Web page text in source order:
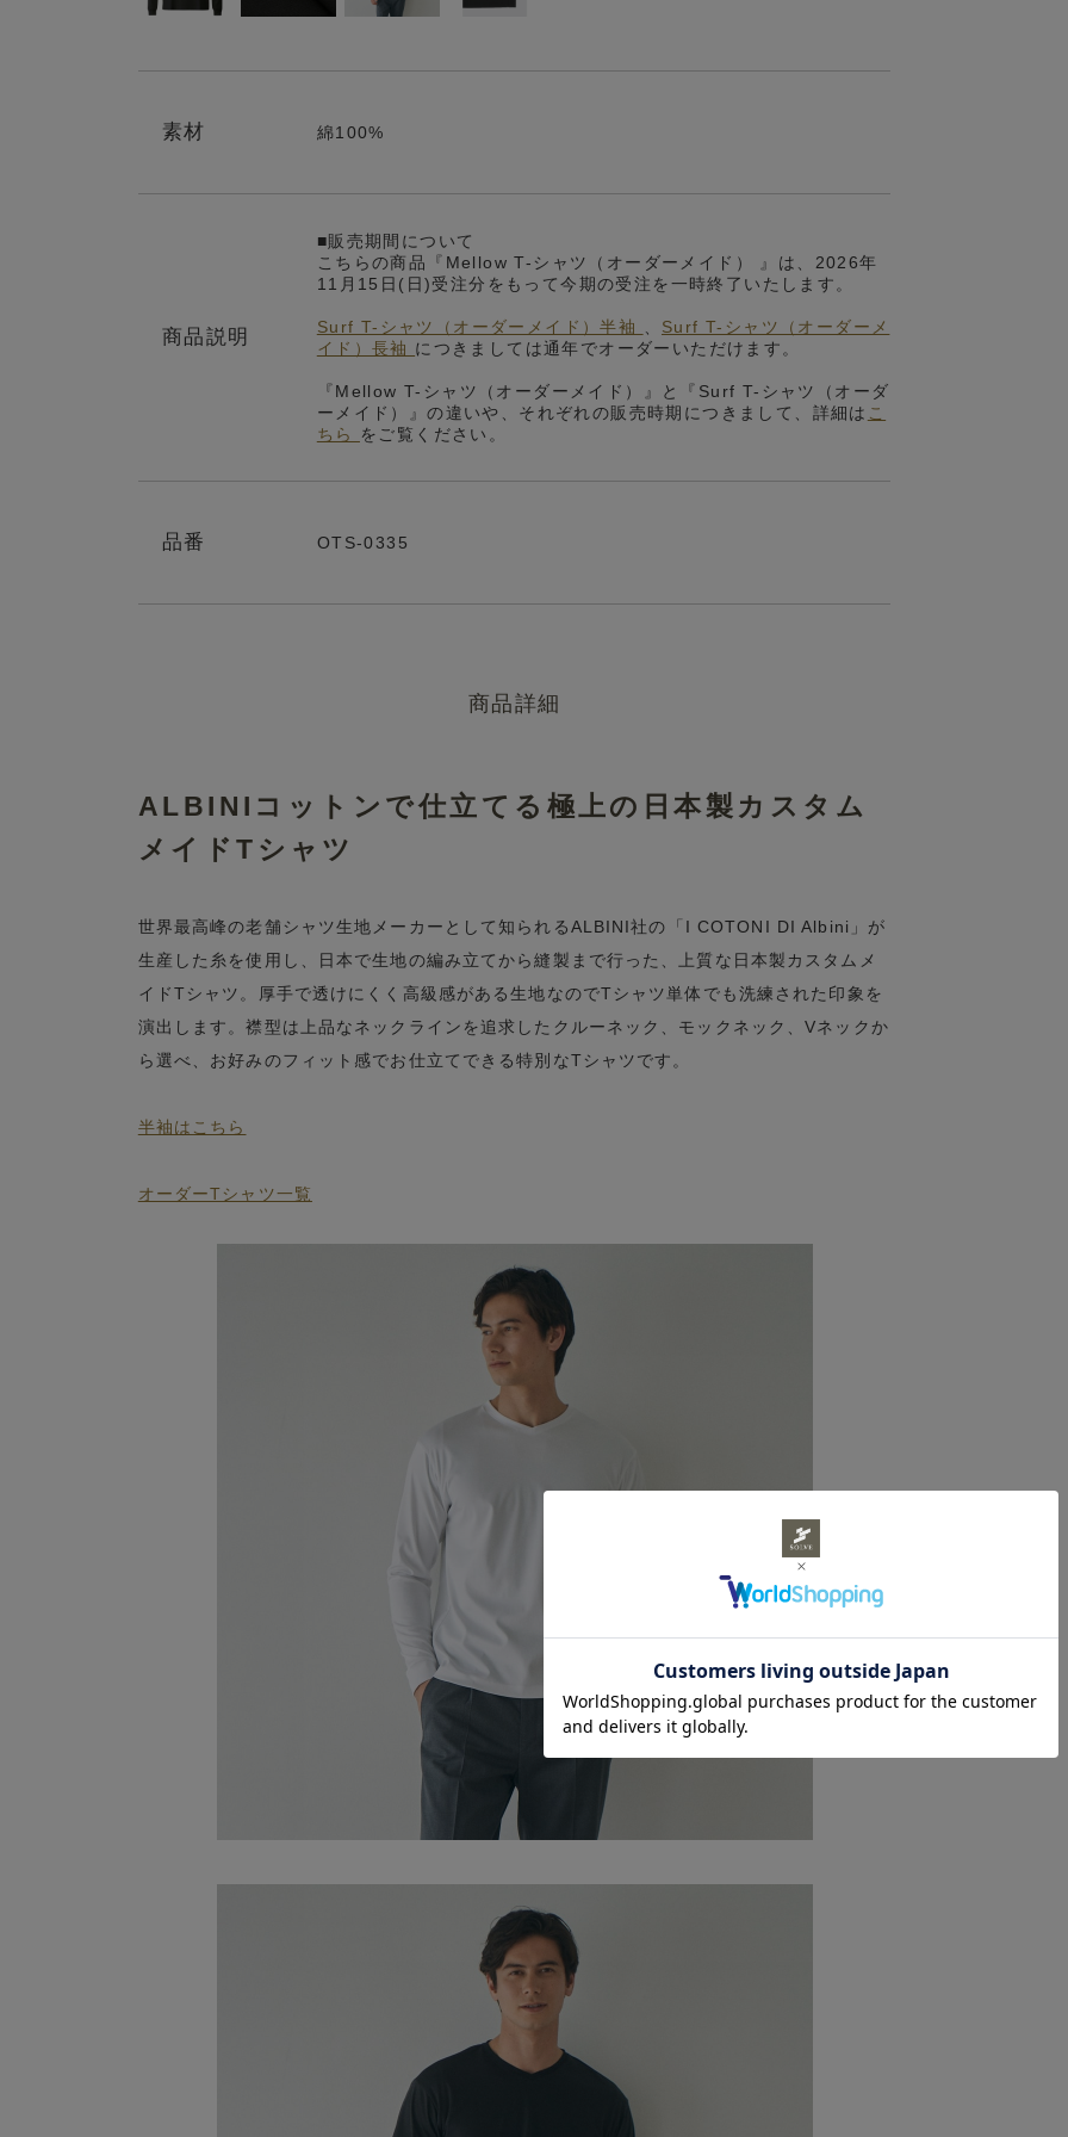
素材 綿100%
商品説明
■販売期間について
こちらの商品『Mellow T-シャツ（オーダーメイド） 』は、2026年
11月15日(日)受注分をもって今期の受注を一時終了いたします。
Surf T-シャツ（オーダーメイド）半袖
Surf T-シャツ（オーダーメ
イド）長袖 につきましては通年でオーダーいただけます。
『Mellow T-シャツ（オーダーメイド）』と『Surf T-シャツ（オーダ
ーメイド）』の違いや、それぞれの販売時期につきまして、詳細は こ
ちら
をご覧ください。
品番 OTS-0335
商品詳細
ALBINIコットンで仕立てる極上の日本製カスタム
メイドTシャツ
世界最高峰の老舗シャツ生地メーカーとして知られるALBINI社の「I COTONI DI Albini」が
生産した糸を使用し、日本で生地の編み立てから縫製まで行った、上質な日本製カスタムメ
イドTシャツ。厚手で透けにくく高級感がある生地なのでTシャツ単体でも洗練された印象を
演出します。襟型は上品なネックラインを追求したクルーネック、モックネック、Vネックか
ら選べ、お好みのフィット感でお仕立てできる特別なTシャツです。
半袖はこちら
オーダーTシャツ一覧